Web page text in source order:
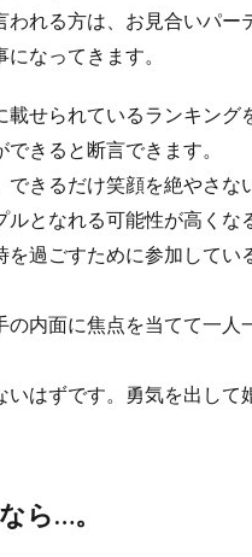
れる方は、お見合いパー
なってきます。
せられているランキング
きると断言できます。
きるだけ笑顔を絶やさな
となれる可能性が高くな
過ごすために参加してい
内面に焦点を当てて一人
はずです。勇気を出して
ら…。